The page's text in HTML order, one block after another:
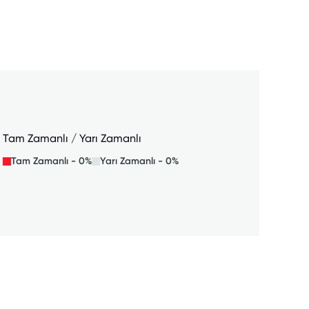
Tam Zamanlı / Yarı Zamanlı
Tam Zamanlı - 0% Yarı Zamanlı - 0%